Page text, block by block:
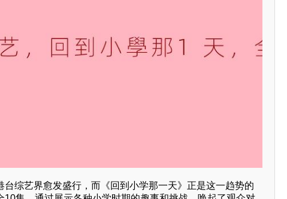
台综艺界愈发盛行，而《回到小学那一天》正是这一趋势的